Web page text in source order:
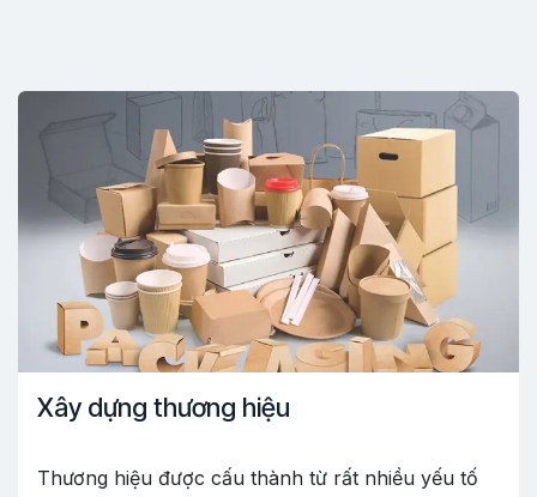
Xây dựng thương hiệu
Thương hiệu được cấu thành từ rất nhiều yếu tố